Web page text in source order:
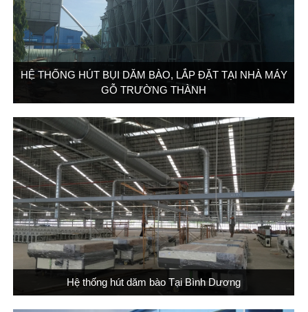
HỆ THỐNG HÚT BỤI DĂM BÀO, LẮP ĐẶT TẠI NHÀ MÁY
GỖ TRƯỜNG THÀNH
Hệ thống hút dăm bào Tại Bình Dương